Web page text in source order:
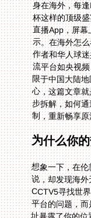
身在海外，每
杯这样的顶级
直播App，屏
示。在海外怎
作者和华人球
流平台如央视
限于中国大陆
心，这篇文章
步拆解，如何
制，重新畅享
为什么你
想象一下，在
说，却发现海
CCTV5寻找世
平台的问题，
址暴露了你的
外。这种体验